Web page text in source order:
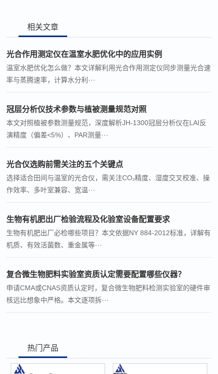
相关文章
光合作用测定仪在温室水肥优化中的应用实例
温室水肥优化怎么做？本文详解利用光合作用测定仪同步测量光合速
率与蒸腾速率，计算水分利···
冠层分析仪技术参数与植被测量规范对照
本文对照植被参数测量规范，深度解析JH-1300冠层分析仪在LAI反
演精度（偏差<5%）、PAR测量···
光合仪选购前需关注的五个关键点
选择适合田间与温室的光合仪，需关注CO₂精度、湿度交叉校准、操
作效率、多叶室兼容、宽温···
生物有机肥出厂检验流程及化验室设备配置要求
生物有机肥出厂必检哪些项目？本文依据NY 884-2012标准，详解有
机质、有效活菌数、重金属等···
复合微生物肥料实验室资质认定需要配置哪些仪器？
申请CMA或CNAS资质认定时，复合微生物肥料检测实验室的硬件审
核远比想象中严格。本文逐项拆···
热门产品